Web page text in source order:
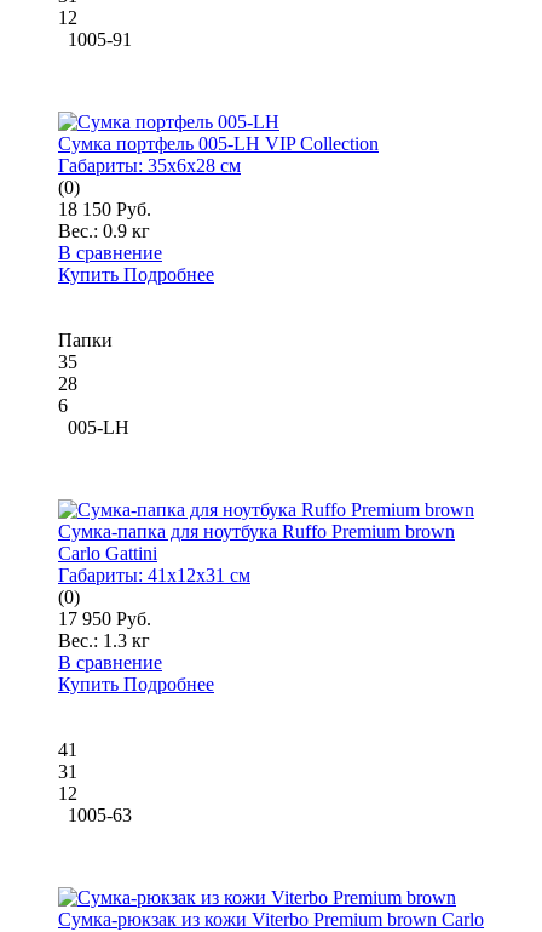
12
1005-91
Сумка портфель 005-LH VIP Collection
Габариты: 35x6x28 см
(0)
18 150 Руб.
Вес.: 0.9 кг
В сравнение
Купить Подробнее
Папки
35
28
6
005-LH
Сумка-папка для ноутбука Ruffo Premium brown
Carlo Gattini
Габариты: 41x12x31 см
(0)
17 950 Руб.
Вес.: 1.3 кг
В сравнение
Купить Подробнее
41
31
12
1005-63
Сумка-рюкзак из кожи Viterbo Premium brown Carlo